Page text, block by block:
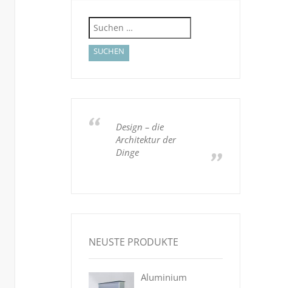
Suchen
nach:
Design – die
Architektur der
Dinge
NEUSTE PRODUKTE
Aluminium